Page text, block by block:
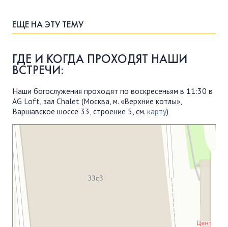
ЕЩЕ НА ЭТУ ТЕМУ
ГДЕ И КОГДА ПРОХОДЯТ НАШИ
ВСТРЕЧИ:
Наши богослужения проходят по воскресеньям в 11:30 в
AG Loft, зал Chalet (Москва, м. «Верхние котлы»,
Варшавское шоссе 33, строение 5, см. карту)
Московская Библейская Церковь
Протестантская церковь в Москве